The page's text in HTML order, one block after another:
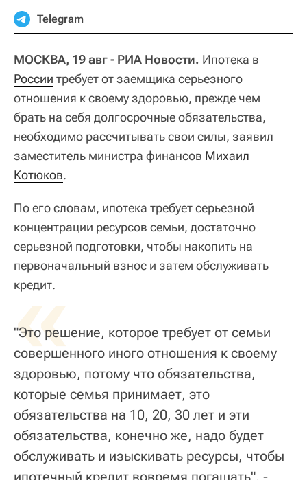
Telegram
МОСКВА, 19 авг - РИА Новости. Ипотека в
России требует от заемщика серьезного
отношения к своему здоровью, прежде чем
брать на себя долгосрочные обязательства,
необходимо рассчитывать свои силы, заявил
заместитель министра финансов Михаил
Котюков.
По его словам, ипотека требует серьезной
концентрации ресурсов семьи, достаточно
серьезной подготовки, чтобы накопить на
первоначальный взнос и затем обслуживать
кредит.
«
"Это решение, которое требует от семьи
совершенного иного отношения к своему
здоровью, потому что обязательства,
которые семья принимает, это
обязательства на 10, 20, 30 лет и эти
обязательства, конечно же, надо будет
обслуживать и изыскивать ресурсы, чтобы
ипотечный кредит вовремя погашать", -